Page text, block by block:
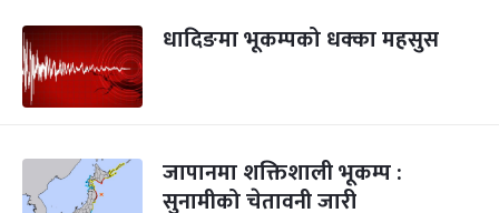
धादिङमा भूकम्पको धक्का महसुस
जापानमा शक्तिशाली भूकम्प :
सुनामीको चेतावनी जारी